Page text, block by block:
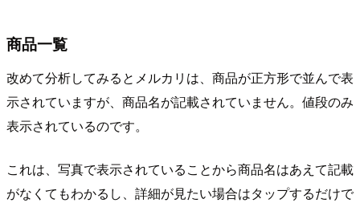
商品一覧
改めて分析してみるとメルカリは、商品が正方形で並んで表
示されていますが、商品名が記載されていません。値段のみ
表示されているのです。
これは、写真で表示されていることから商品名はあえて記載
がなくてもわかるし、詳細が見たい場合はタップするだけで